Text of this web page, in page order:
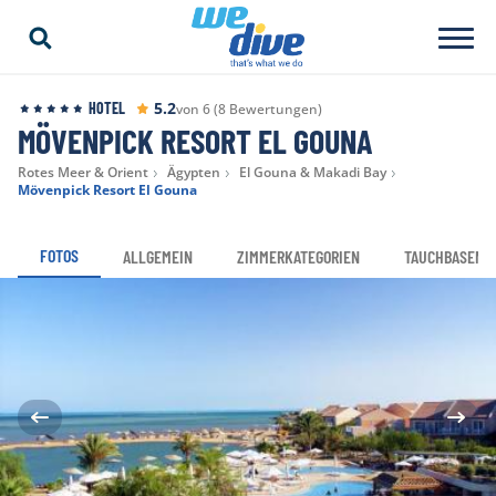
HOTEL 5.2von 6 (8 Bewertungen)
MÖVENPICK RESORT EL GOUNA
Rotes Meer & Orient Ägypten
El Gouna & Makadi Bay
Mövenpick Resort El Gouna
FOTOS ALLGEMEIN ZIMMERKATEGORIEN TAUCHBASEN